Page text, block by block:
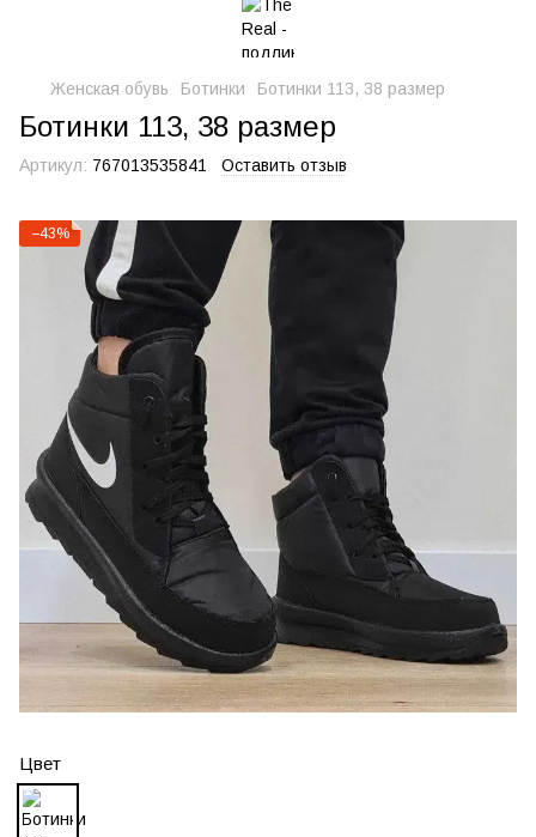
Женская обувь Ботинки Ботинки 113, 38 размер
Ботинки 113, 38 размер
Артикул: 767013535841 Оставить отзыв
−43%
Цвет